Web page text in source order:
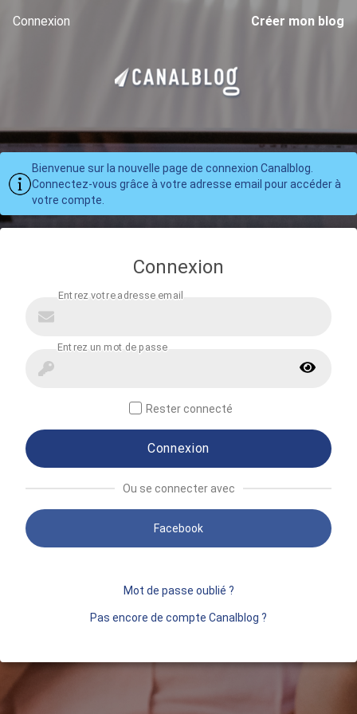
Connexion Créer mon blog
Bienvenue sur la nouvelle page de connexion Canalblog.
Connectez-vous grâce à votre adresse email pour accéder à
votre compte.
Connexion
Rester connecté
Connexion
Ou se connecter avec
Facebook
Mot de passe oublié ?
Pas encore de compte Canalblog ?